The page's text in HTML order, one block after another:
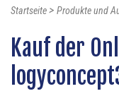
Startseite> Produkte und
Kauf der